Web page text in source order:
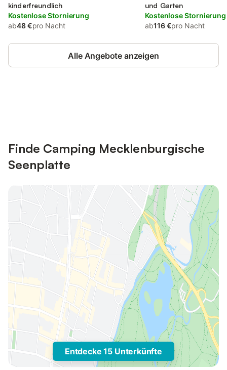
kinderfreundlich
Kostenlose Stornierung
ab48 €pro Nacht
und Garten
Kostenlose Stornierung
ab116 €pro Nacht
Alle Angebote anzeigen
Finde Camping Mecklenburgische
Seenplatte
Entdecke 15 Unterkünfte